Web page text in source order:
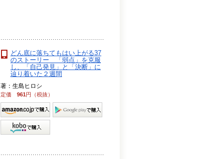
どん底に落ちてもはい上がる37
のストーリー 「弱点」を克服
し、「自己発見」と「決断」に
辿り着いた２週間
著：生島ヒロシ
定価 961円（税抜）